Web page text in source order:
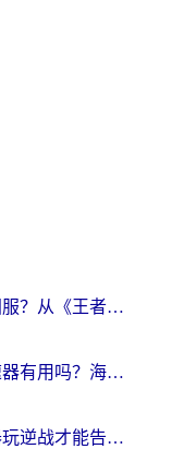
人在海外，如何顺畅玩国服？从《王者荣耀》到《云图计划》的加速器终极指南
在国外玩塔瑞斯世界加速器有用吗？海外玩家亲测后的真实答案
身在海外，用什么加速器玩逆战才能告别延迟？